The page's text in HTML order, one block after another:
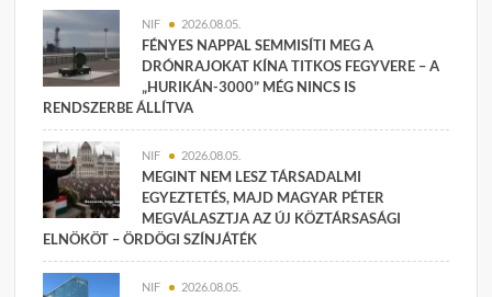
NIF 2026.08.05.
FÉNYES NAPPAL SEMMISÍTI MEG A
DRÓNRAJOKAT KÍNA TITKOS FEGYVERE – A
„HURIKÁN-3000” MÉG NINCS IS
RENDSZERBE ÁLLÍTVA
NIF 2026.08.05.
MEGINT NEM LESZ TÁRSADALMI
EGYEZTETÉS, MAJD MAGYAR PÉTER
MEGVÁLASZTJA AZ ÚJ KÖZTÁRSASÁGI
ELNÖKÖT – ÖRDÖGI SZÍNJÁTÉK
NIF 2026.08.05.